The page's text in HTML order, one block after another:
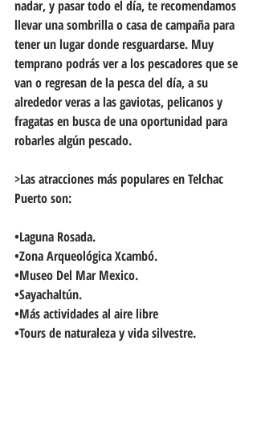
nadar, y pasar todo el día, te recomendamos
llevar una sombrilla o casa de campaña para
tener un lugar donde resguardarse. Muy
temprano podrás ver a los pescadores que se
van o regresan de la pesca del día, a su
alrededor veras a las gaviotas, pelicanos y
fragatas en busca de una oportunidad para
robarles algún pescado.
>Las atracciones más populares en Telchac
Puerto son:
•Laguna Rosada.
•Zona Arqueológica Xcambó.
•Museo Del Mar Mexico.
•Sayachaltún.
•Más actividades al aire libre
•Tours de naturaleza y vida silvestre.